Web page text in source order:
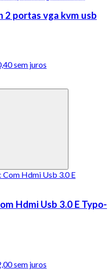
2 portas vga kvm usb
sem juros
Hdmi Usb 3.0 E Typo-
sem juros